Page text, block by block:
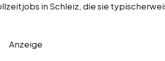
in Schleiz, die sie
Anzeige